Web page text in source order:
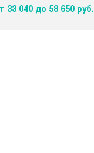
33 040 до 58 650 руб.